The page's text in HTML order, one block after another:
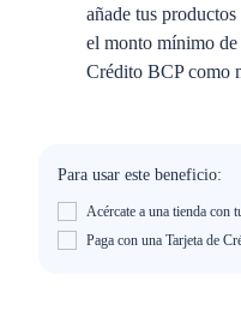
añade tus
el monto mínimo
Crédito BCP como
Para usar este beneficio:
Acércate a una tienda
Paga con una Tarjeta de